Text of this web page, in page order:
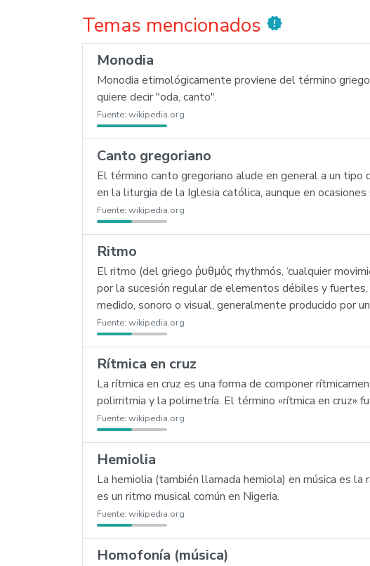
Temas mencionados new_releases
Monodia
Monodia etimológicamente proviene del término
quiere decir "oda, canto".
Fuente: wikipedia.org
Canto gregoriano
El término canto gregoriano alude en general a un
en la liturgia de la Iglesia católica, aunque en
Fuente: wikipedia.org
Ritmo
El ritmo (del griego ῥυθμός rhythmós, ‘cualquier
por la sucesión regular de elementos débiles y
medido, sonoro o visual, generalmente producido por
Fuente: wikipedia.org
Rítmica en cruz
La rítmica en cruz es una forma de componer
polirritmia y la polimetría. El término «rítmica en cruz»
Fuente: wikipedia.org
Hemiolia
La hemiolia (también llamada hemiola) en música es
es un ritmo musical común en Nigeria.
Fuente: wikipedia.org
Homofonía (música)